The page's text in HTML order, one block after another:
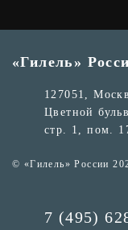
«Гилель»
127051,
Цветной
стр. 1, пом.
© «Гилель» России
7 (495)